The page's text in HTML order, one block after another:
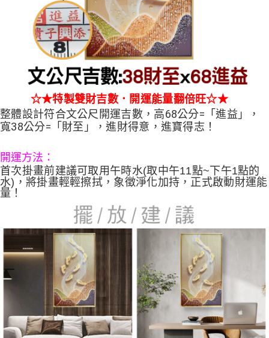
☆★特製雙財吉數．開運能量翻倍旺☆★
整體設計符合文公尺開運吉數，高68公分=「進益」，
寬38公分=「財至」，進財得意，進寶得志！
開運方法：
首次掛畫前建議可取用午時水(取中午11點~下午1點的
水)，將掛畫輕輕擦拭，象徵淨化加持，正式啟動財運能
量！